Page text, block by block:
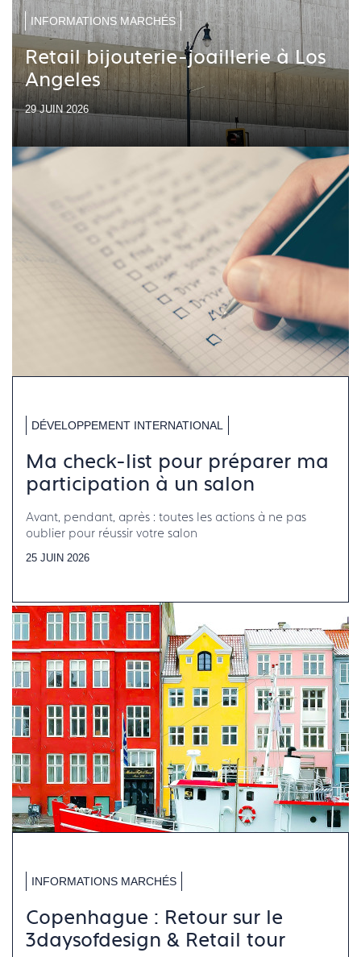
INFORMATIONS MARCHÉS
Retail bijouterie-joaillerie à Los
Angeles
29 JUIN 2026
DÉVELOPPEMENT INTERNATIONAL
Ma check-list pour préparer ma
participation à un salon
Avant, pendant, après : toutes les actions à ne pas
oublier pour réussir votre salon
25 JUIN 2026
INFORMATIONS MARCHÉS
Copenhague : Retour sur le
3daysofdesign & Retail tour